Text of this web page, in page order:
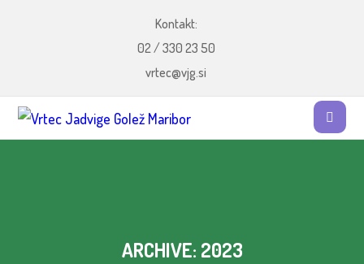
Kontakt:
02 / 330 23 50
vrtec@vjg.si
ARCHIVE: 2023